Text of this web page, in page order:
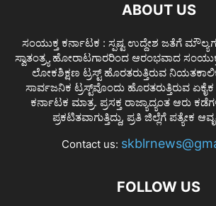
ABOUT US
ಸಂಯುಕ್ತ ಕರ್ನಾಟಕ : ಸ್ಪಷ್ಟ ಉದ್ದೇಶ ಜತೆಗೆ
ಸ್ವಾತಂತ್ರ್ಯ ಹೋರಾಟಗಾರರಿಂದ ಆರಂಭವಾದ
ಲೋಕಶಿಕ್ಷಣ ಟ್ರಸ್ಟ್ ಹೊರತರುತ್ತಿರುವ
ಸಾರ್ವಜನಿಕ ಟ್ರಸ್ಟ್‌ವೊಂದು ಹೊರತರುತ್ತಿರುವ
ಕರ್ನಾಟಕ ಮಾತ್ರ. ಪ್ರಸಕ್ತ ರಾಜ್ಯಾದ್ಯಂತ ಆರು
ಪ್ರಕಟಿತವಾಗುತ್ತಿದ್ದು, ಪ್ರತಿ ಜಿಲ್ಲೆಗೆ ಪತ್ಯೇಕ
Contact us:
FOLLOW US